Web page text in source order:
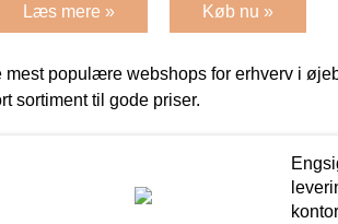
Læs mere » Køb nu »
mest populære webshops for erhverv i
sortiment til gode priser.